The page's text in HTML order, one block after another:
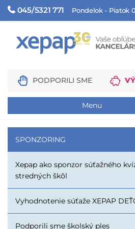
045/5321 771 Pondelok - Piatok
PODPORILI SME
Menu
SPONZORING
Xepap ako sponzor súťažného
stredných škôl
Vyhodnotenie súťaže XEPAP
Podporili sme školský ples